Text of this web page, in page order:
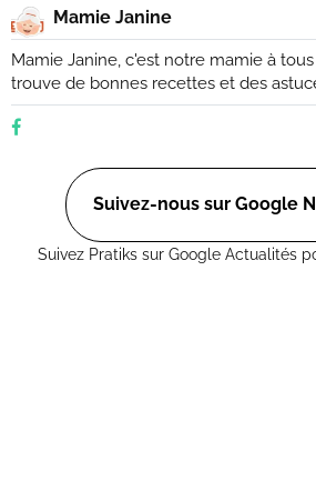
Mamie Janine
Mamie Janine, c'est notre mamie à
trouve de bonnes recettes et des
Suivez-nous sur Google
Suivez Pratiks sur Google Actualités